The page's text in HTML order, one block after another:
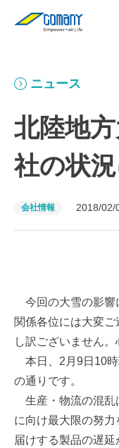
ニュース
北陸地
社の状
会社情報 2018/02/
今回の大雪の影響
関係各位には大変
し訳ございません。
本日、2月9日10時
の通りです。
生産・物流の混乱
に向け最大限の努
届けする製品の遅延